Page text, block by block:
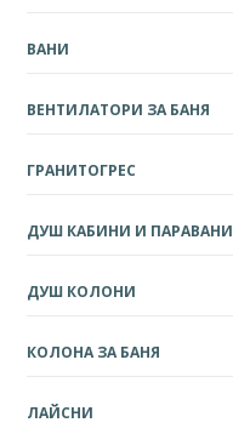
ВАНИ
ВЕНТИЛАТОРИ ЗА БАНЯ
ГРАНИТОГРЕС
ДУШ КАБИНИ И ПАРАВАНИ
ДУШ КОЛОНИ
КОЛОНА ЗА БАНЯ
ЛАЙСНИ